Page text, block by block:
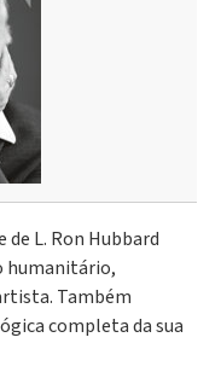
L. Ron Hubbard
humanitário,
Também
completa da sua